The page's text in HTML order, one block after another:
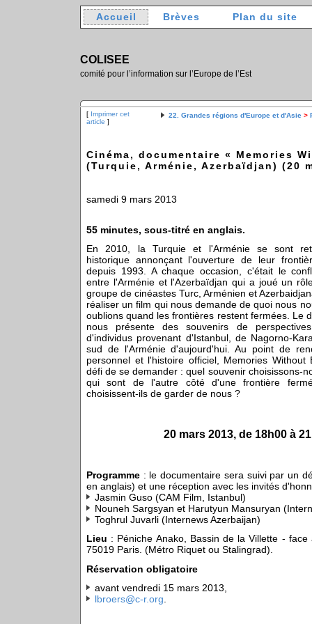
Accueil Brèves Plan du site
COLISEE
comité pour l’information sur l’Europe de l’Est
[ Imprimer cet
article ]
22. Grandes régions d'Europe et d'Asie >
Cinéma, documentaire « Memories
(Turquie, Arménie, Azerbaïdjan) (20
samedi 9 mars 2013
55 minutes, sous-titré en anglais.
En 2010, la Turquie et l'Arménie se sont
historique annonçant l'ouverture de leur
depuis 1993. A chaque occasion, c'était le
entre l'Arménie et l'Azerbaïdjan qui a joué un
groupe de cinéastes Turc, Arménien et
réaliser un film qui nous demande de quoi nous
oublions quand les frontières restent fermées. Le
nous présente des souvenirs de
d'individus provenant d'Istanbul, de Nagorno-
sud de l'Arménie d'aujourd'hui. Au point de
personnel et l'histoire officiel, Memories
défi de se demander : quel souvenir choisissons-
qui sont de l'autre côté d'une frontière
choisissent-ils de garder de nous ?
20 mars 2013, de 18h00 à
Programme : le documentaire sera suivi par un
en anglais) et une réception avec les invités
Jasmin Guso (CAM Film, Istanbul)
Nouneh Sargsyan et Harutyun Mansuryan
Toghrul Juvarli (Internews Azerbaijan)
Lieu : Péniche Anako, Bassin de la Villette -
75019 Paris. (Métro Riquet ou Stalingrad).
Réservation obligatoire
avant vendredi 15 mars 2013,
lbroers@c-r.org.